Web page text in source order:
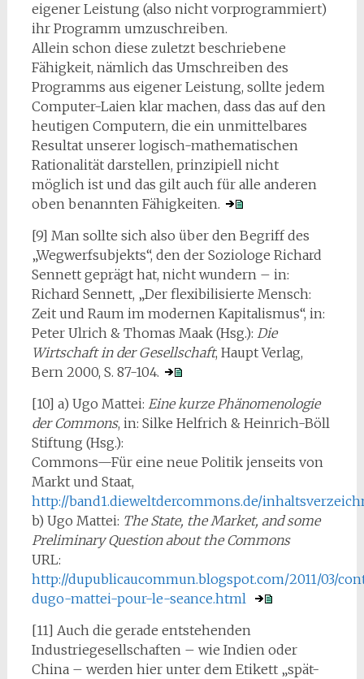
eigener Leistung (also nicht vorprogrammiert)
ihr Programm umzuschreiben.
Allein schon diese zuletzt beschriebene
Fähigkeit, nämlich das Umschreiben des
Programms aus eigener Leistung, sollte jedem
Computer-Laien klar machen, dass das auf den
heutigen Computern, die ein unmittelbares
Resultat unserer logisch-mathematischen
Rationalität darstellen, prinzipiell nicht
möglich ist und das gilt auch für alle anderen
oben benannten Fähigkeiten.
[9] Man sollte sich also über den Begriff des
„Wegwerfsubjekts“, den der Soziologe Richard
Sennett geprägt hat, nicht wundern – in:
Richard Sennett, „Der flexibilisierte Mensch:
Zeit und Raum im modernen Kapitalismus“, in:
Peter Ulrich & Thomas Maak (Hsg.): Die
Wirtschaft in der Gesellschaft, Haupt Verlag,
Bern 2000, S. 87-104.
[10] a) Ugo Mattei: Eine kurze Phänomenologie
der Commons, in: Silke Helfrich & Heinrich-Böll
Stiftung (Hsg.):
Commons—Für eine neue Politik jenseits von
Markt und Staat,
http://band1.dieweltdercommons.de/
b) Ugo Mattei: The State, the Market, and some
Preliminary Question about the Commons
URL:
http://dupublicaucommun.blogspot.com/2011/03/
dugo-mattei-pour-le-seance.html
[11] Auch die gerade entstehenden
Industriegesellschaften – wie Indien oder
China – werden hier unter dem Etikett „spät-